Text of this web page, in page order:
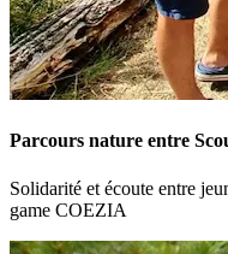
Parcours nature entre
Solidarité et écoute entre
game COEZIA